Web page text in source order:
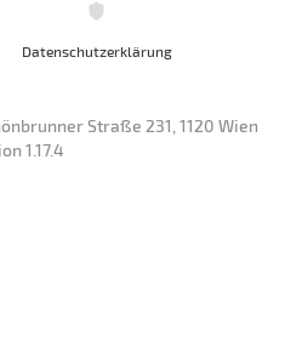
Datenschutzerklärung
Straße 231, 1120 Wien
1.17.4